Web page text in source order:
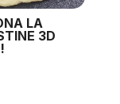
LA
3D